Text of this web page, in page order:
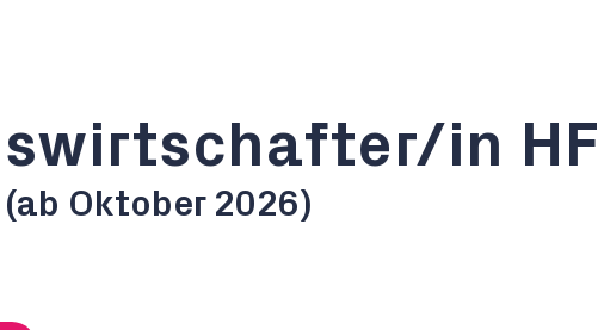
in HF
Oktober 2026)